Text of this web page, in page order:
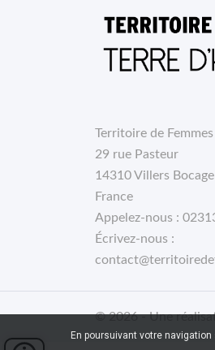
Territoire de Femmes
29 rue Pasteur
14310 Villers Bocage
France
Appelez-nous :
Écrivez-nous :
© 2026 - Une
En poursuivant votre